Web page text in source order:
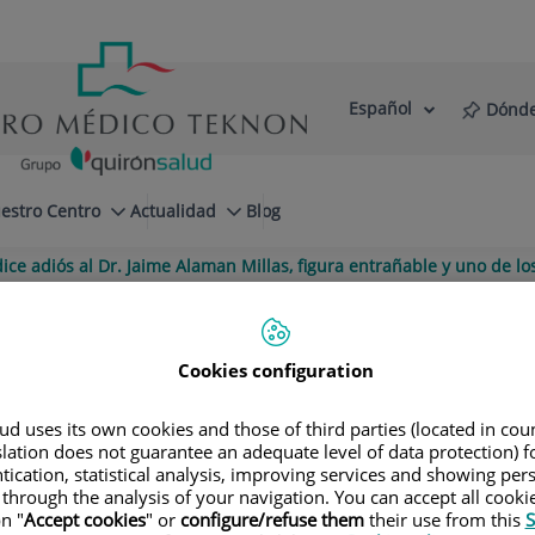
Selector
Idioma
Español
Centro Actualidad Blog
adiós al Dr. Jaime Alaman Millas, figura entrañable y uno de
al Dr. Jaime Alaman Millas,
en nuestra institución y una figura
Cookies configuration
uses its own cookies and those of third parties (located in
does not guarantee an adequate level of data protection)
statistical analysis, improving services and showing
the analysis of your navigation. You can accept all
"Accept cookies" or configure/refuse themtheir use from this